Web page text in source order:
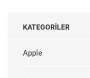
KATEGORILER
Apple